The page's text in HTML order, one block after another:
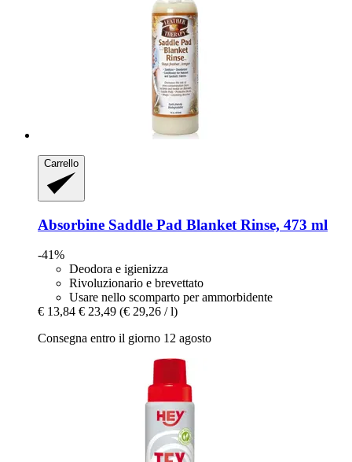
Carrello
Absorbine Saddle Pad Blanket Rinse, 473 ml
-41%
Deodora e igienizza
Rivoluzionario e brevettato
Usare nello scomparto per ammorbidente
€ 13,84 € 23,49 (€ 29,26 / l)
Consegna entro il giorno 12 agosto